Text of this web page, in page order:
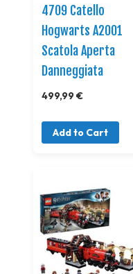
4709 Catello
Hogwarts A2001
Scatola Aperta
Danneggiata
499,99 €
Add to Cart